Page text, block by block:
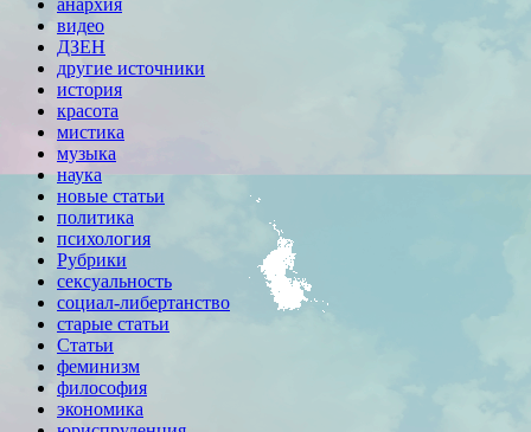
видео
ДЗЕН
другие источники
история
красота
мистика
музыка
наука
новые статьи
политика
психология
Рубрики
сексуальность
социал-либертанство
старые статьи
Статьи
феминизм
философия
экономика